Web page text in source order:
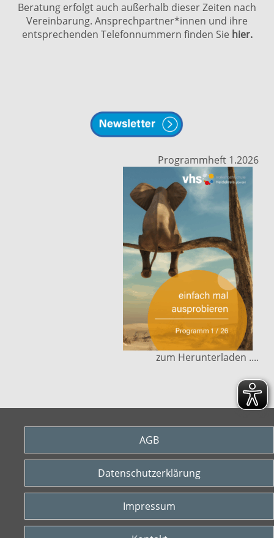
Beratung erfolgt auch außerhalb dieser Zeiten nach
Vereinbarung. Ansprechpartner*innen und ihre
entsprechenden Telefonnummern finden Sie hier.
Programmheft 1.2026
zum Herunterladen ....
AGB
Datenschutzerklärung
Impressum